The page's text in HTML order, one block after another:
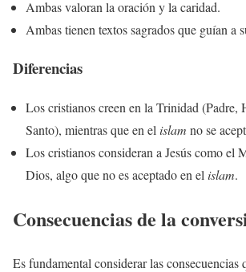
Ambas valoran la oración y la caridad.
Ambas tienen textos sagrados que guían a
Diferencias
Los cristianos creen en la Trinidad (Padre,
Santo), mientras que en el islam no se
Los cristianos consideran a Jesús como el
Dios, algo que no es aceptado en el islam.
Consecuencias de la
Es fundamental considerar las consecuencias